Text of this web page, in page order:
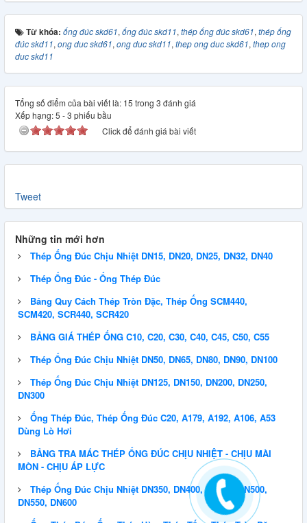
Từ khóa: ống đúc skd61, ống đúc skd11, thép ống đúc skd61, thép ống
đúc skd11, ong duc skd61, ong duc skd11, thep ong duc skd61, thep ong
duc skd11
Tổng số điểm của bài viết là: 15 trong 3 đánh giá
Xếp hạng:5 -3 phiếu bầu
Click để đánh giá bài viết
Tweet
Những tin mới hơn
Thép Ống Đúc Chịu Nhiệt DN15, DN20, DN25, DN32, DN40
Thép Ống Đúc - Ống Thép Đúc
Bảng Quy Cách Thép Tròn Đặc, Thép Ống SCM440,
SCM420, SCR440, SCR420
BẢNG GIÁ THÉP ỐNG C10, C20, C30, C40, C45, C50, C55
Thép Ống Đúc Chịu Nhiệt DN50, DN65, DN80, DN90, DN100
Thép Ống Đúc Chịu Nhiệt DN125, DN150, DN200, DN250,
DN300
Ống Thép Đúc, Thép Ống Đúc C20, A179, A192, A106, A53
Dùng Lò Hơi
BẢNG TRA MÁC THÉP ỐNG ĐÚC CHỊU NHIỆT - CHỊU MÀI
MÒN - CHỊU ÁP LỰC
Thép Ống Đúc Chịu Nhiệt DN350, DN400, DN450, DN500,
DN550, DN600